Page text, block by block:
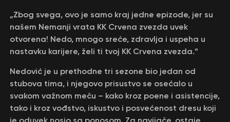
„Zbog svega, ovo je samo kraj jedne epizode, jer su
našem Nemanji vrata KK Crvena zvezda uvek
otvorena! Nedo, mnogo sreće, zdravlja i uspeha u
nastavku karijere, želi ti tvoj KK Crvena zvezda.“
Nedović je u prethodne tri sezone bio jedan od
stubova tima, i njegovo prisustvo se osećalo u
svakom važnom meču – kako kroz poene i asistencije,
tako i kroz vođstvo, iskustvo i posvećenost dresu koji
je oduvek nosio sa ponosom. Za navijače, ostaje